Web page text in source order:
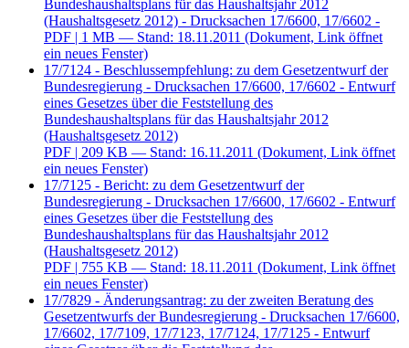
Bundeshaushaltsplans für das Haushaltsjahr 2012
(Haushaltsgesetz 2012) - Drucksachen 17/6600, 17/6602 -
PDF | 1 MB — Stand: 18.11.2011 (Dokument, Link öffnet
ein neues Fenster)
17/7124 - Beschlussempfehlung: zu dem Gesetzentwurf der
Bundesregierung - Drucksachen 17/6600, 17/6602 - Entwurf
eines Gesetzes über die Feststellung des
Bundeshaushaltsplans für das Haushaltsjahr 2012
(Haushaltsgesetz 2012)
PDF | 209 KB — Stand: 16.11.2011 (Dokument, Link öffnet
ein neues Fenster)
17/7125 - Bericht: zu dem Gesetzentwurf der
Bundesregierung - Drucksachen 17/6600, 17/6602 - Entwurf
eines Gesetzes über die Feststellung des
Bundeshaushaltsplans für das Haushaltsjahr 2012
(Haushaltsgesetz 2012)
PDF | 755 KB — Stand: 18.11.2011 (Dokument, Link öffnet
ein neues Fenster)
17/7829 - Änderungsantrag: zu der zweiten Beratung des
Gesetzentwurfs der Bundesregierung - Drucksachen 17/6600,
17/6602, 17/7109, 17/7123, 17/7124, 17/7125 - Entwurf